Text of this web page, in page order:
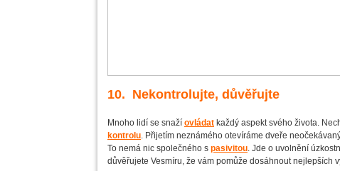
10. Nekontrolujte, důvěřujte
Mnoho lidí se snaží ovládat každý aspekt svého života.
kontrolu. Přijetím neznámého otevíráme dveře
To nemá nic společného s pasivitou. Jde o uvolnění
důvěřujete Vesmíru, že vám pomůže dosáhnout nejlepších